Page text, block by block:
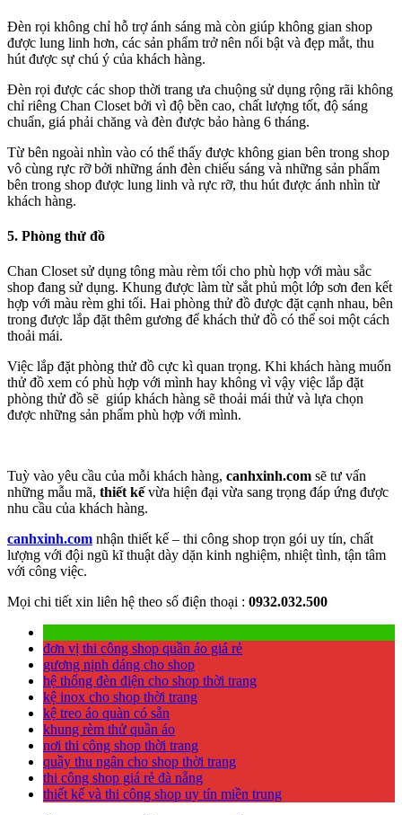
Đèn rọi không chỉ hỗ trợ ánh sáng mà còn giúp không gian shop
được lung linh hơn, các sản phẩm trở nên nổi bật và đẹp mắt, thu
hút được sự chú ý của khách hàng.
Đèn rọi được các shop thời trang ưa chuộng sử dụng rộng rãi không
chỉ riêng Chan Closet bởi vì độ bền cao, chất lượng tốt, độ sáng
chuẩn, giá phải chăng và đèn được bảo hàng 6 tháng.
Từ bên ngoài nhìn vào có thể thấy được không gian bên trong shop
vô cùng rực rỡ bởi những ánh đèn chiếu sáng và những sản phẩm
bên trong shop được lung linh và rực rỡ, thu hút được ánh nhìn từ
khách hàng.
5. Phòng thử đồ
Chan Closet sử dụng tông màu rèm tối cho phù hợp với màu sắc
shop đang sử dụng. Khung được làm từ sắt phủ một lớp sơn đen kết
hợp với màu rèm ghi tối. Hai phòng thử đồ được đặt cạnh nhau, bên
trong được lắp đặt thêm gương để khách thử đồ có thể soi một cách
thoải mái.
Việc lắp đặt phòng thử đồ cực kì quan trọng. Khi khách hàng muốn
thử đồ xem có phù hợp với mình hay không vì vậy việc lắp đặt
phòng thử đồ sẽ giúp khách hàng sẽ thoải mái thử và lựa chọn
được những sản phẩm phù hợp với mình.
Tuỳ vào yêu cầu của mỗi khách hàng, canhxinh.com sẽ tư vấn
những mẫu mã, thiết kếvừa hiện đại vừa sang trọng đáp ứng được
nhu cầu của khách hàng.
canhxinh.com nhận thiết kế – thi công shop trọn gói uy tín, chất
lượng với đội ngũ kĩ thuật dày dặn kinh nghiệm, nhiệt tình, tận tâm
với công việc.
Mọi chi tiết xin liên hệ theo số điện thoại : 0932.032.500
đơn vị thi công shop quần áo giá rẻ
gương nịnh dáng cho shop
hệ thống đèn điện cho shop thời trang
kệ inox cho shop thời trang
kệ treo áo quàn có sẵn
khung rèm thử quần áo
nơi thi công shop thời trang
quầy thu ngân cho shop thời trang
thi công shop giá rẻ đà nẵng
thiết kế và thi công shop uy tín miền trung